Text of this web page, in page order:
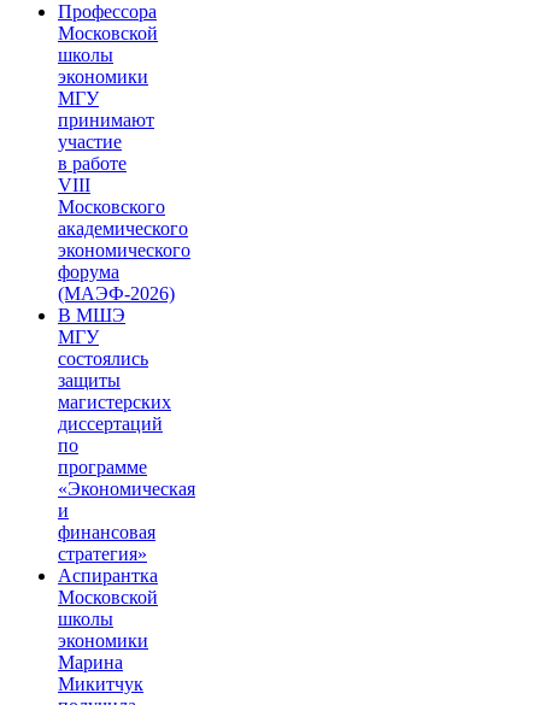
Профессора
Московской
школы
экономики
МГУ
принимают
участие
в работе
VIII
Московского
академического
экономического
форума
(МАЭФ-2026)
В МШЭ
МГУ
состоялись
защиты
магистерских
диссертаций
по
программе
«Экономическая
и
финансовая
стратегия»
Аспирантка
Московской
школы
экономики
Марина
Микитчук